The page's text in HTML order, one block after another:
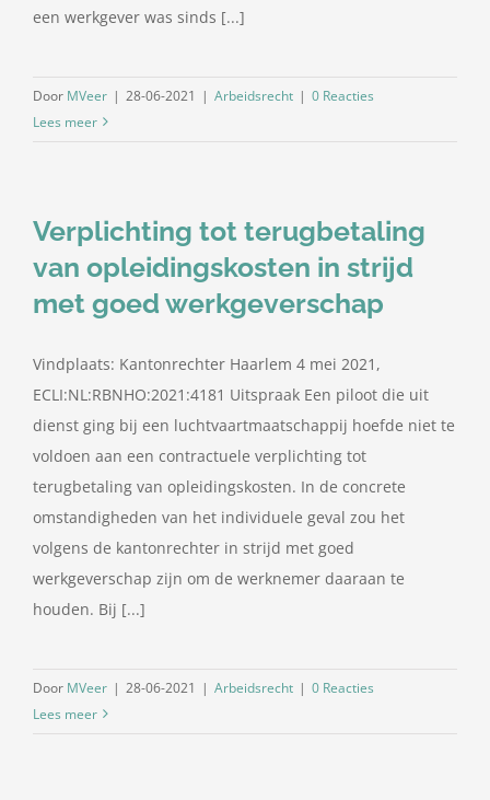
een werkgever was sinds [...]
Door MVeer | 28-06-2021 | Arbeidsrecht | 0 Reacties
Lees meer
Verplichting tot terugbetaling
van opleidingskosten in strijd
met goed werkgeverschap
Vindplaats: Kantonrechter Haarlem 4 mei 2021,
ECLI:NL:RBNHO:2021:4181 Uitspraak Een piloot die uit
dienst ging bij een luchtvaartmaatschappij hoefde niet te
voldoen aan een contractuele verplichting tot
terugbetaling van opleidingskosten. In de concrete
omstandigheden van het individuele geval zou het
volgens de kantonrechter in strijd met goed
werkgeverschap zijn om de werknemer daaraan te
houden. Bij [...]
Door MVeer | 28-06-2021 | Arbeidsrecht | 0 Reacties
Lees meer